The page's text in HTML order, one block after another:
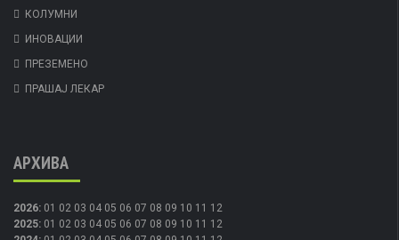
КОЛУМНИ
ИНОВАЦИИ
ПРЕЗЕМЕНО
ПРАШАЈ ЛЕКАР
АРХИВА
2026: 01 02 03 04 05 06 07 08 09 10 11 12
2025: 01 02 03 04 05 06 07 08 09 10 11 12